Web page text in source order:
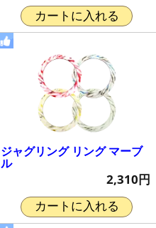
カートに入れる
ジャグリング リング マーブ
ル
2,310円
カートに入れる